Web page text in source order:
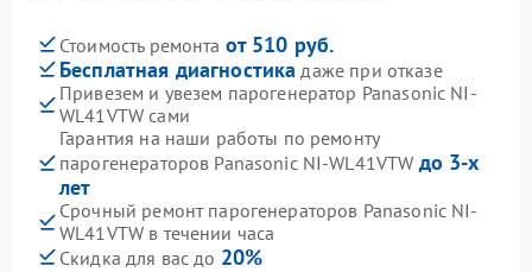
Стоимость ремонта от 510 руб.
Бесплатная диагностика даже при отказе
Привезем и увезем парогенератор Panasonic NI-
WL41VTW сами
Гарантия на наши работы по ремонту
парогенераторов Panasonic NI-WL41VTW до 3-х
лет
Срочный ремонт парогенераторов Panasonic NI-
WL41VTW в течении часа
Скидка для вас до 20%